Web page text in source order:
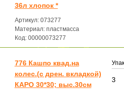
36л хлопок *
Артикул: 073277
Материал: пластмасса
Код: 00000073277
776 Кашпо квад.на
колес.(с дрен. вкладкой)
КАРО 30*30; выс.30см
3